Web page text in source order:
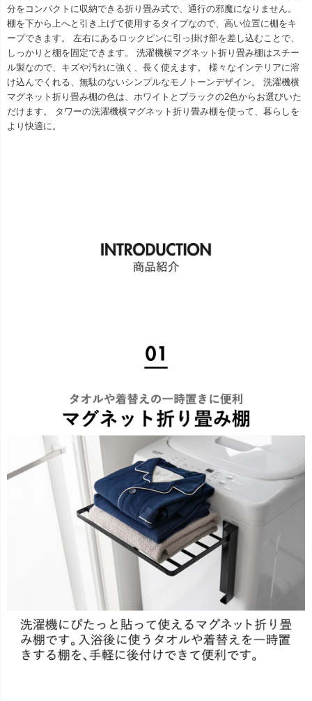
分をコンパクトに収納できる折り畳み式で、通行の邪魔になりません。
棚を下から上へと引き上げて使用するタイプなので、高い位置に棚をキ
ープできます。 左右にあるロックピンに引っ掛け部を差し込むことで、
しっかりと棚を固定できます。 洗濯機横マグネット折り畳み棚はスチー
ル製なので、キズや汚れに強く、長く使えます。 様々なインテリアに溶
け込んでくれる、無駄のないシンプルなモノトーンデザイン。 洗濯機横
マグネット折り畳み棚の色は、ホワイトとブラックの2色からお選びいた
だけます。 タワーの洗濯機横マグネット折り畳み棚を使って、暮らしを
より快適に。